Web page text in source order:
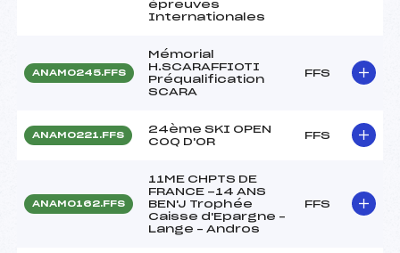
épreuves
Internationales
ANAM0245.FFS
Mémorial
H.SCARAFFIOTI
Préqualification
SCARA
FFS
ANAM0221.FFS
24ème SKI OPEN
COQ D'OR
FFS
ANAM0162.FFS
11ME CHPTS DE
FRANCE -14 ANS
BEN'J Trophée
Caisse d'Epargne –
Lange – Andros
FFS